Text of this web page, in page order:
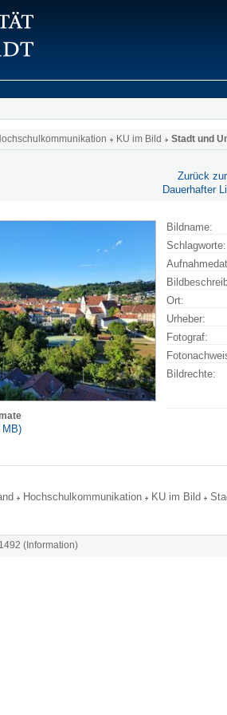
KU im Bild Stadt und
Zurück
Dauerhafter
MB)
Bildname:
Schlagworte:
Ort:
Urheber:
Fotograf:
Bildrechte:
Hochschulkommunikation KU im Bild
(Information)